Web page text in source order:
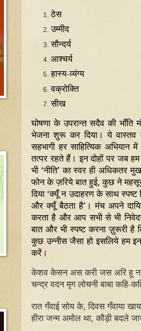
ठेस
उम्मीद
सौन्दर्य
आश्चर्य
हास्य-व्यंग्य
वक्रोक्ति
सीख
घोषणा के उपरान्त सदैव की भाँति
भेजना शुरू कर दिया। ये
सहभागी हर साहित्यिक
तत्पर रहते हैं। इन दोहों पर जब
भी ‘नीति’ का स्वर ही अधिकतर
फोन के ज़रिये बात हुई, कुछ ने
दिया ‘क्यूँ न उदाहरण के साथ स्पष्ट
और क्यूँ बैठता है’ । मंच अपने
करता है और आप सभी से भी
बात और भी स्पष्ट करना ज़ुरूरी है
कुछ उन्नीस जैसा हो इसलिये हम
करें।
केशव केसन अस करी जस अरिहू
चन्द्र वदन मृग लोचनी बाबा कहि-
रात गँवाई सोय के,दिवस गँवाया
हीरा जन्म अमोल था, कौड़ीबदले